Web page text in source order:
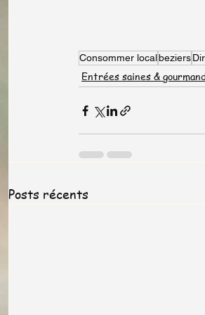
Consommer localbeziers
Entrées saines &
Posts récents